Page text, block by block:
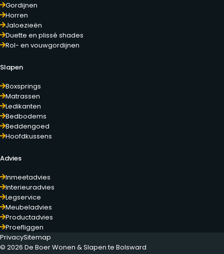
Gordijnen
Horren
Jaloezieën
Duette en plissé shades
Rol- en vouwgordijnen
Slapen
Boxsprings
Matrassen
Ledikanten
Bedbodems
Beddengoed
Hoofdkussens
Advies
Inmeetadvies
Interieuradvies
Legservice
Meubeladvies
Productadvies
Proefliggen
© 2026 De Boer Wonen & Slapen te Bolsward
PrivacySitemap